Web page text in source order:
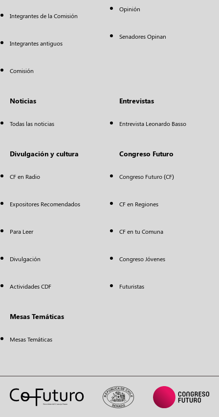
Integrantes de la Comisión
Integrantes antiguos
Comisión
Opinión
Senadores Opinan
Noticias
Todas las noticias
Entrevistas
Entrevista Leonardo Basso
Divulgación y cultura
CF en Radio
Expositores Recomendados
Para Leer
Divulgación
Actividades CDF
Congreso Futuro
Congreso Futuro (CF)
CF en Regiones
CF en tu Comuna
Congreso Jóvenes
Futuristas
Mesas Temáticas
Mesas Temáticas